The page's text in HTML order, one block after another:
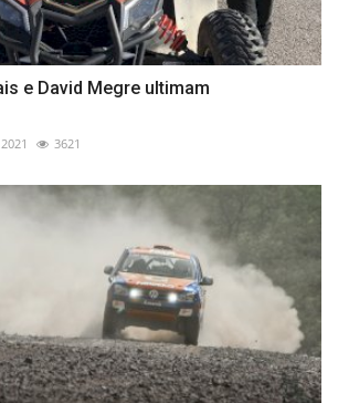
e David Megre ultimam
3621